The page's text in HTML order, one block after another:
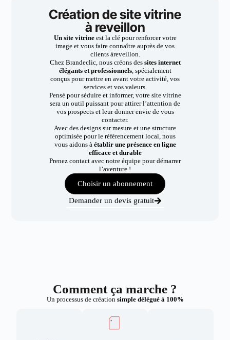
Création de site vitrine
à reveillon
Un site vitrineest la clé pour renforcer votre
image et vous faire connaître auprès de vos
clients àreveillon.
Chez Brandeclic, nous créons dessites internet
élégants et professionnels, spécialement
conçus pour mettre en avant votre activité, vos
services et vos valeurs.
Pensé pour séduire et informer, votre site vitrine
sera un outil puissant pour attirer l’attention de
vos prospects et leur donner envie de vous
contacter.
Avec des designs sur mesure et une structure
optimisée pour le référencement local, nous
vous aidons à établir une présence en ligne
efficace et durable
Prenez contact avec notre équipe pour démarrer
l’aventure !
Choisir un abonnement
Demander un devis gratuit
Comment ça marche ?
Un processus de création simple délégué à 100%